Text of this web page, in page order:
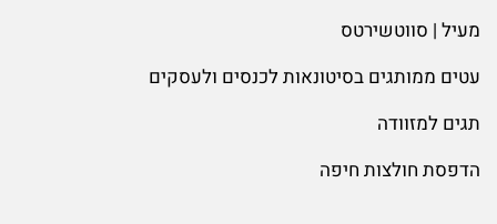
מעיל | סווטשירטס
עטים ממותגים בסיטונאות לכנסים ולעסקים
תגים למזוודה
הדפסת חולצות חיפה